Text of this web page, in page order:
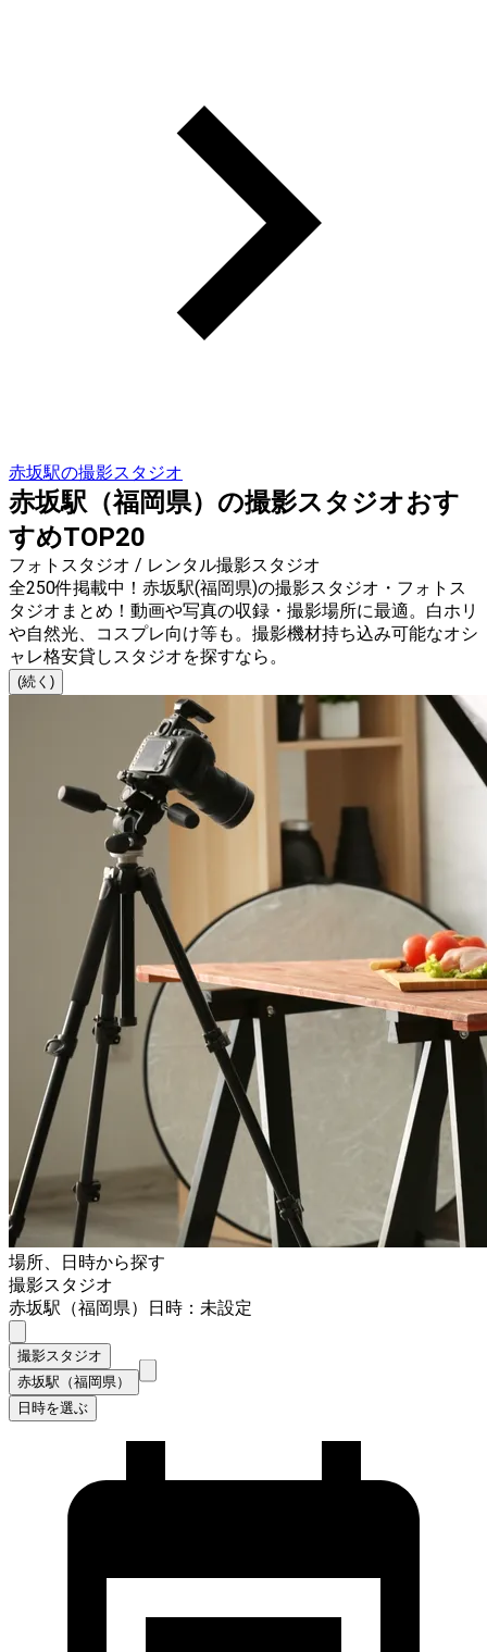
赤坂駅の撮影スタジオ
赤坂駅（福岡県）の撮影スタジオおす
すめTOP20
フォトスタジオ / レンタル撮影スタジオ
全250件掲載中！赤坂駅(福岡県)の撮影スタジオ・フォトス
タジオまとめ！動画や写真の収録・撮影場所に最適。白ホリ
や自然光、コスプレ向け等も。撮影機材持ち込み可能なオシ
ャレ格安貸しスタジオを探すなら。
(続く)
場所、日時から探す
撮影スタジオ
赤坂駅（福岡県）
日時：未設定
撮影スタジオ
赤坂駅（福岡県）
日時を選ぶ